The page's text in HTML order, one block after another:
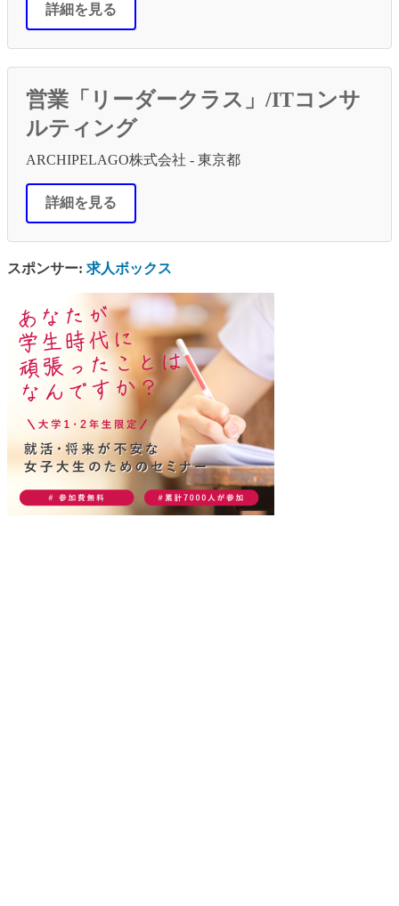
詳細を見る
営業「リーダークラス」/ITコンサ
ルティング
ARCHIPELAGO株式会社 - 東京都
詳細を見る
スポンサー: 求人ボックス